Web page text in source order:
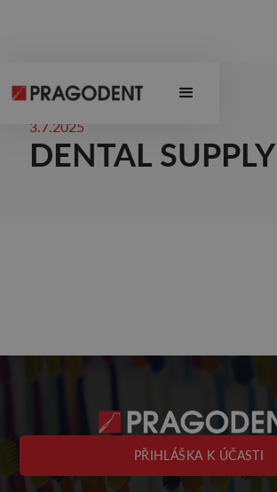
3.7.2025
DENTAL
PŘIHLÁŠKA K ÚČASTI